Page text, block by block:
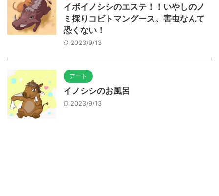
イボイノシシのエステ！！いやしのノ
ミ採りコビトマングース。害虫なんて
恐くない！
2023/9/13
アート
イノシシのお風呂
2023/9/13